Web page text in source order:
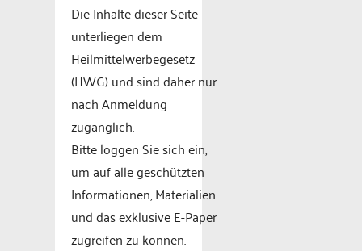
Die Inhalte dieser Seite
unterliegen dem
Heilmittelwerbegesetz
(HWG) und sind daher nur
nach Anmeldung
zugänglich.
Bitte loggen Sie sich ein,
um auf alle geschützten
Informationen, Materialien
und das exklusive E-Paper
zugreifen zu können.